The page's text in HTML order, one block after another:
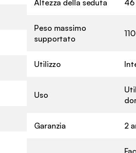
Altezza della seduta 46
Peso massimo
supportato
Utilizzo
Uso
Garanzia 2